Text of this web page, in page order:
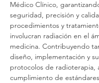
Médico Clínico,
seguridad, precisión y
procedimientos y
involucran radiación en el
medicina. Contribuyendo
diseño, implementación y
protocolos de radioterapia,
cumplimiento de